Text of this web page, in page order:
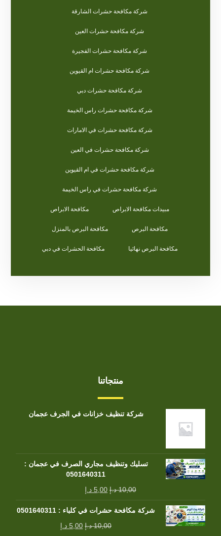
شركة مكافحة حشرات الشارقة
شركة مكافحة حشرات العين
شركة مكافحة حشرات الفجيرة
شركة مكافحة حشرات ام القيوين
شركة مكافحة حشرات دبي
شركة مكافحة حشرات راس الخيمة
شركة مكافحة حشرات في الامارات
شركة مكافحة حشرات في العين
شركة مكافحة حشرات في ام القيوين
شركة مكافحة حشرات في راس الخيمة
مبيدات مكافحة الابراص مكافحة الابراص
مكافحة البرص مكافحة البرص بالمنزل
مكافحة البرص نهائيا مكافحة الحشرات في دبي
منتجاتنا
شركة تنظيف خزانات في الجرف عجمان
تسليك وتنظيف مجاري الصرف في عجمان :
0501640311
10,00 د.إ 5,00 د.إ
شركة مكافحة حشرات في كلباء : 0501640311
10,00 د.إ 5,00 د.إ